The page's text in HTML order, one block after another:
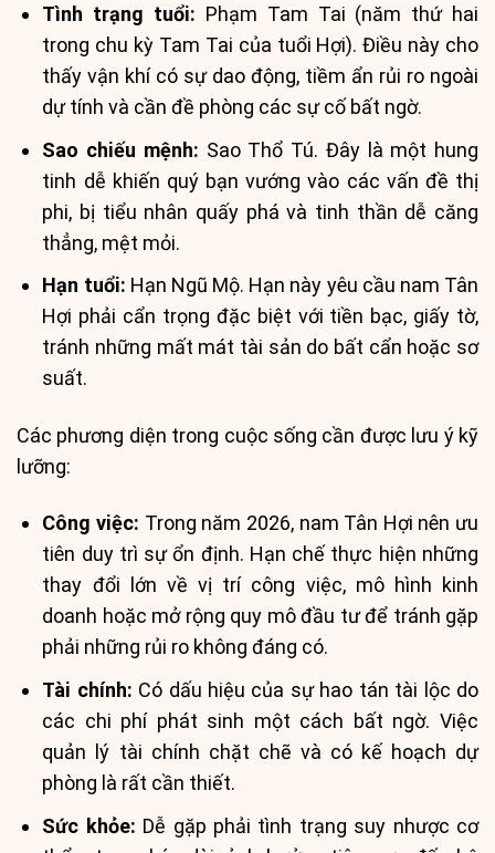
Tình trạng tuổi: Phạm Tam Tai (năm thứ hai
trong chu kỳ Tam Tai của tuổi Hợi). Điều này cho
thấy vận khí có sự dao động, tiềm ẩn rủi ro ngoài
dự tính và cần đề phòng các sự cố bất ngờ.
Sao chiếu mệnh: Sao Thổ Tú. Đây là một hung
tinh dễ khiến quý bạn vướng vào các vấn đề thị
phi, bị tiểu nhân quấy phá và tinh thần dễ căng
thẳng, mệt mỏi.
Hạn tuổi: Hạn Ngũ Mộ. Hạn này yêu cầu nam Tân
Hợi phải cẩn trọng đặc biệt với tiền bạc, giấy tờ,
tránh những mất mát tài sản do bất cẩn hoặc sơ
suất.
Các phương diện trong cuộc sống cần được lưu ý kỹ
lưỡng:
Công việc: Trong năm 2026, nam Tân Hợi nên ưu
tiên duy trì sự ổn định. Hạn chế thực hiện những
thay đổi lớn về vị trí công việc, mô hình kinh
doanh hoặc mở rộng quy mô đầu tư để tránh gặp
phải những rủi ro không đáng có.
Tài chính: Có dấu hiệu của sự hao tán tài lộc do
các chi phí phát sinh một cách bất ngờ. Việc
quản lý tài chính chặt chẽ và có kế hoạch dự
phòng là rất cần thiết.
Sức khỏe: Dễ gặp phải tình trạng suy nhược cơ